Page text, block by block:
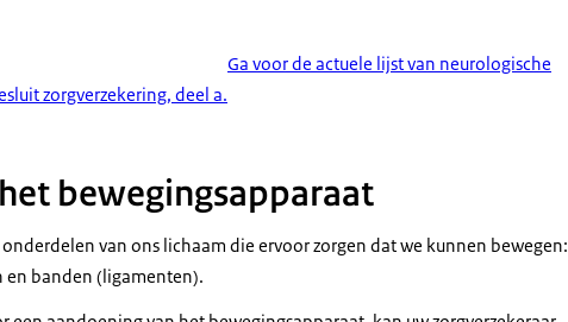
Ga voor de actuele lijst van neurologische
zorgverzekering, deel a.
bewegingsapparaat
van ons lichaam die ervoor zorgen dat we kunnen bewegen:
en banden (ligamenten).